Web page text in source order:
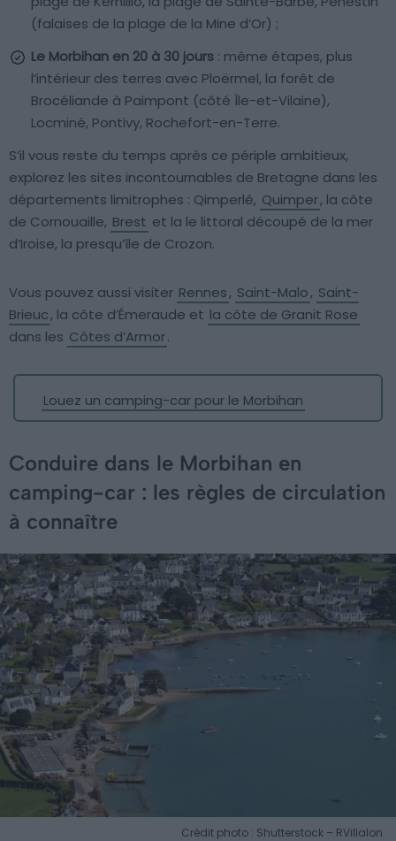
(falaises de la plage de la Mine d’Or) ;
Le Morbihan en 20 à 30 jours : même étapes, plus
l’intérieur des terres avec Ploërmel, la forêt de
Brocéliande à Paimpont (côté Île-et-Vilaine),
Locminé, Pontivy, Rochefort-en-Terre.
S’il vous reste du temps après ce périple ambitieux,
explorez les sites incontournables de Bretagne dans les
départements limitrophes : Qimperlé, Quimper, la côte
de Cornouaille, Brest et la le littoral découpé de la mer
d’Iroise, la presqu’île de Crozon.
Vous pouvez aussi visiter Rennes, Saint-Malo, Saint-
Brieuc, la côte d’Émeraude et la côte de Granit Rose
dans les Côtes d’Armor.
Louez un camping-car pour le Morbihan
Conduire dans le Morbihan en
camping-car : les règles de circulation
à connaître
Crédit photo : Shutterstock – RVillalon